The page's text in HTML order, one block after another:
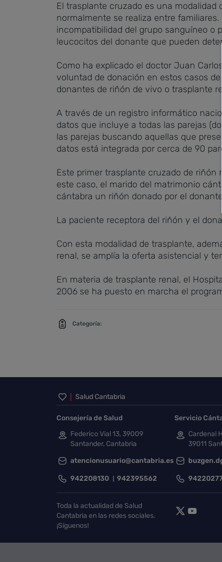
El trasplante cruzado es una
normalmente se realiza entre
incompatibilidad del grupo sanguíneo o
leucocitos del donante que pueden
Como ha explicado el doctor Juan
voluntad de donación en estos casos
donantes de riñón de vivo o trasplante
A través de un registro informático
datos que incluye a todas las parejas
las parejas buscando aquellas que
datos está integrada por cerca de 90
Este primer trasplante cruzado de riñón
este caso, el marido del matrimonio
cántabra un riñón donado por el
La paciente receptora del riñón y el
Con esta modalidad de trasplante,
renal, se amplía la oferta asistencial y
En materia de trasplante renal, el
2006 se ha puesto en marcha el
Categoría:
Inicio del pie de página
Salud Cantabria
Consejería de Salud
Federico Vial 13, 39009
Santander, Cantabria
atencionusuario@cantabria.es
942208130 942395562
Servicio
Cardenal
39011
Toda la actualidad de Salud
Cantabria en las redes sociales.
¡Síguenos!